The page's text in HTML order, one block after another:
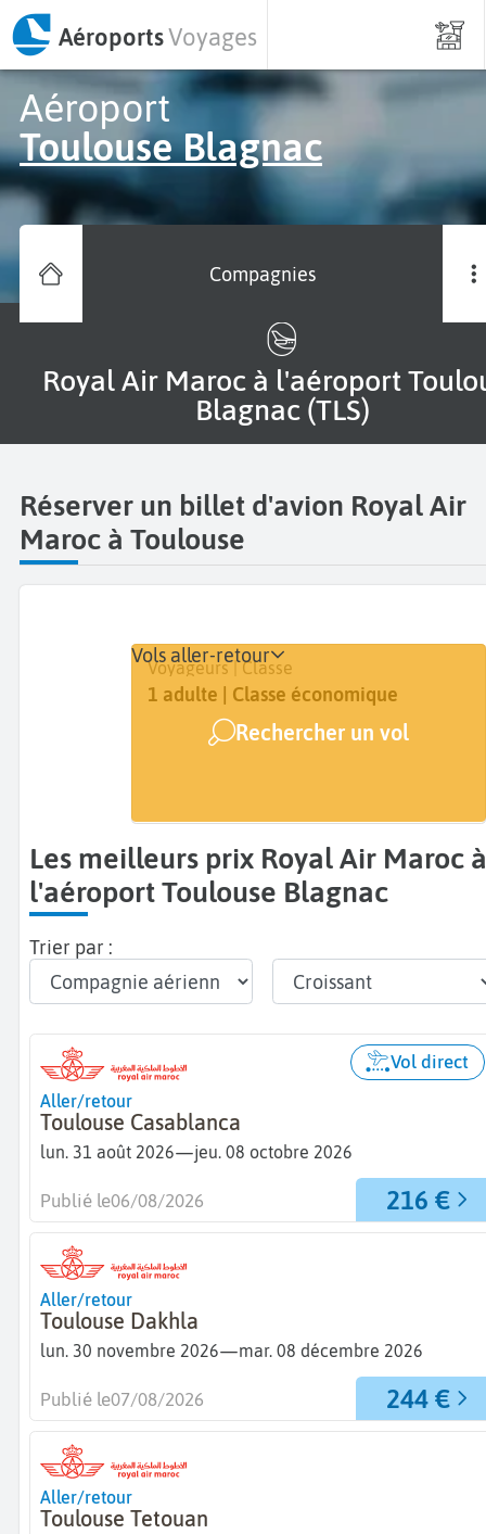
AéroportsVoyages
Aéroport
Toulouse Blagnac
Compagnies
Royal Air Maroc à l'aéroport Toulouse
Blagnac (TLS)
Réserver un billet d'avion Royal Air
Maroc à Toulouse
Départ
Toulouse Blagnac (TLS)
Dates
Dates de votre voyage
Voyageurs | Classe
1 adulte | Classe économique
Rechercher un vol
Vols aller-retour
Les meilleurs prix Royal Air Maroc à
l'aéroport Toulouse Blagnac
Trier par :
Aller/retour
Toulouse Casablanca
lun. 31 août 2026—jeu. 08 octobre 2026
Vol direct
216 €
Publié le06/08/2026
Aller/retour
Toulouse Dakhla
lun. 30 novembre 2026—mar. 08 décembre 2026
244 €
Publié le07/08/2026
Aller/retour
Toulouse Tetouan